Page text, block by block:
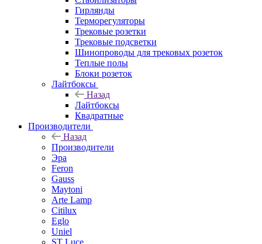
Гирлянды
Терморегуляторы
Трековые розетки
Трековые подсветки
Шинопроводы для трековых розеток
Теплые полы
Блоки розеток
Лайтбоксы
Назад
Лайтбоксы
Квадратные
Производители
Назад
Производители
Эра
Feron
Gauss
Maytoni
Arte Lamp
Citilux
Eglo
Uniel
ST Luce